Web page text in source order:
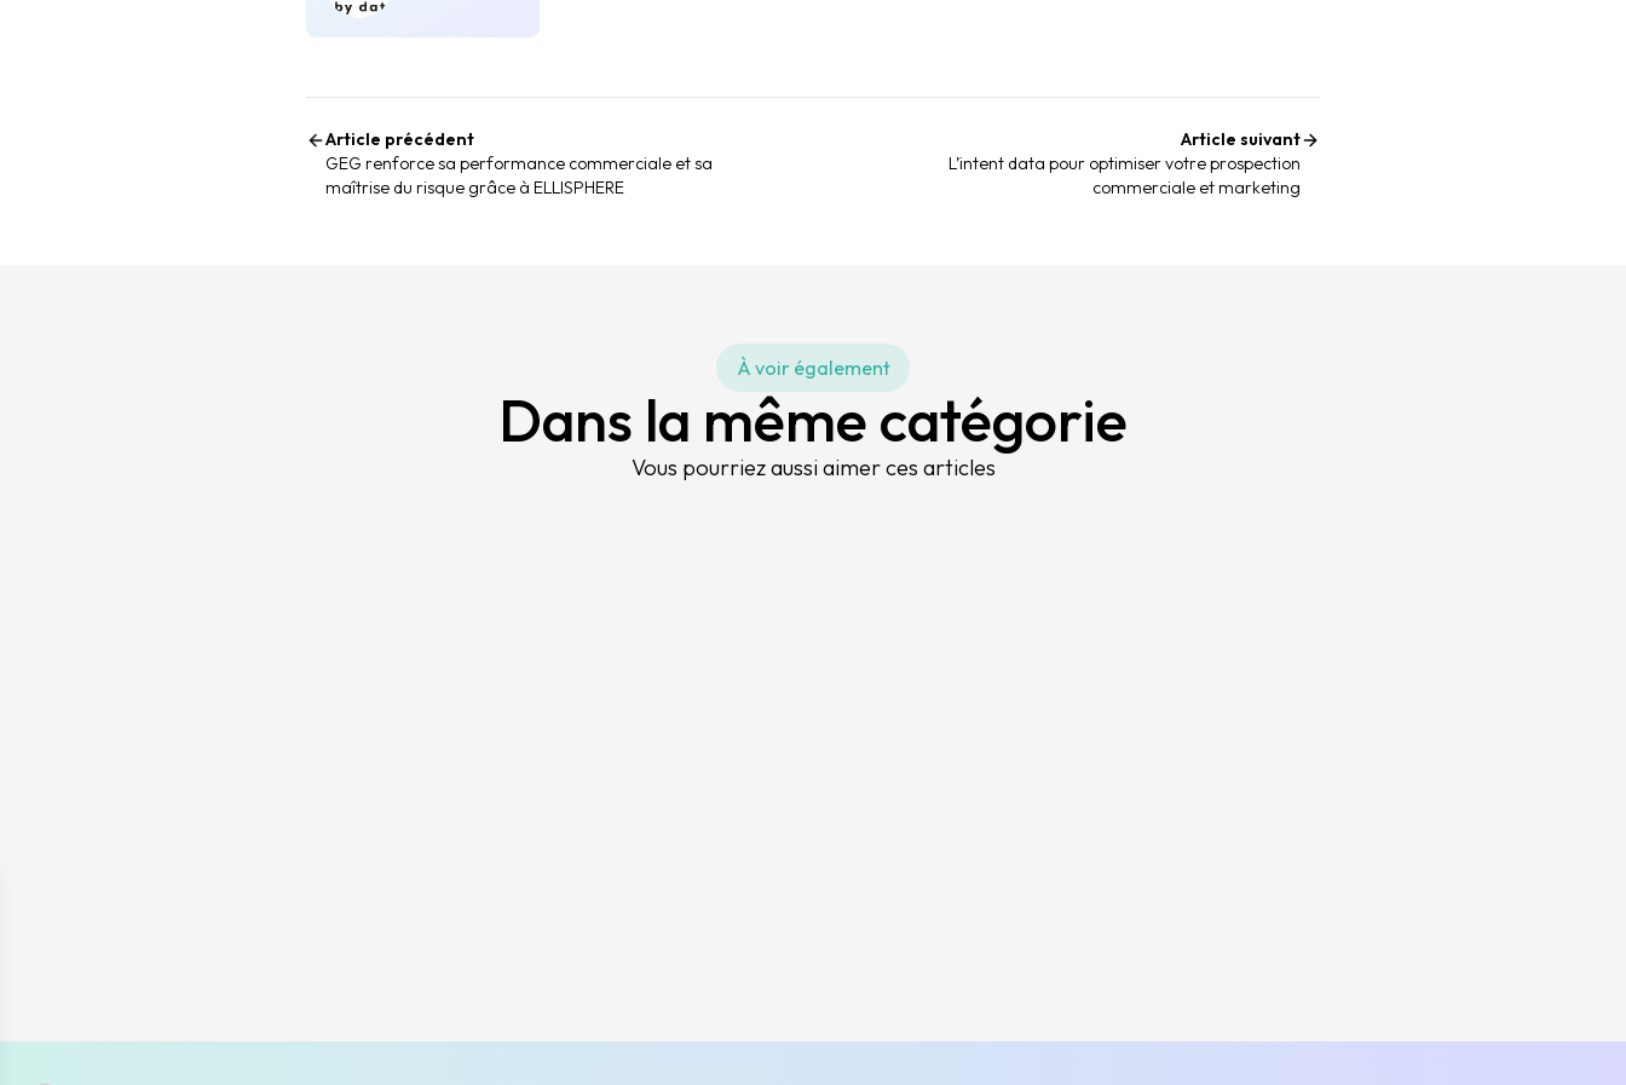
Article précédent
GEG renforce sa performance commerciale et sa
maîtrise du risque grâce à ELLISPHERE
Article suivant
L’intent data pour optimiser votre prospection
commerciale et marketing
À voir également
Dans la même catégorie
Vous pourriez aussi aimer ces articles